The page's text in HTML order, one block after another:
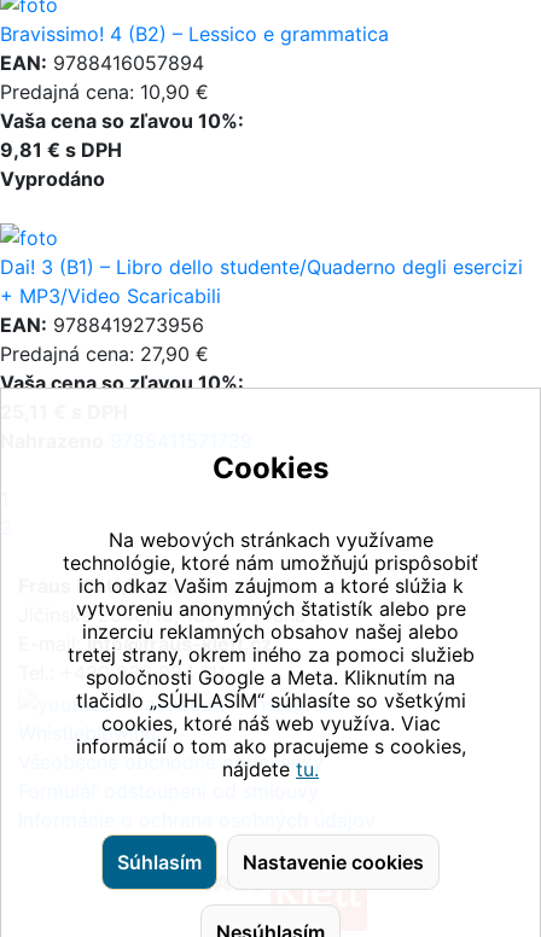
Bravissimo! 4 (B2) – Lessico e grammatica
EAN: 9788416057894
Predajná cena: 10,90 €
Vaša cena so zľavou 10%:
9,81 € s DPH
Vyprodáno
Dai! 3 (B1) – Libro dello studente/Quaderno degli esercizi
+ MP3/Video Scaricabili
EAN: 9788419273956
Predajná cena: 27,90 €
Vaša cena so zľavou 10%:
Fraus Klett, s.r.o.
Jičínská 2348/10, 130 00 Praha 3
E-mail:info@fraus-klett.cz
Tel.: +420 233 084 111
Whistleblowing
Všeobecné obchodné podmienky
Cookies
Na webových stránkach využívame
technológie, ktoré nám umožňujú prispôsobiť
ich odkaz Vašim záujmom a ktoré slúžia k
vytvoreniu anonymných štatistík alebo pre
inzerciu reklamných obsahov našej alebo
tretej strany, okrem iného za pomoci služieb
spoločnosti Google a Meta. Kliknutím na
tlačidlo „SÚHLASÍM“ súhlasíte so všetkými
cookies, ktoré náš web využíva. Viac
informácií o tom ako pracujeme s cookies,
nájdete tu.
Súhlasím Nastavenie cookies
Nesúhlasím